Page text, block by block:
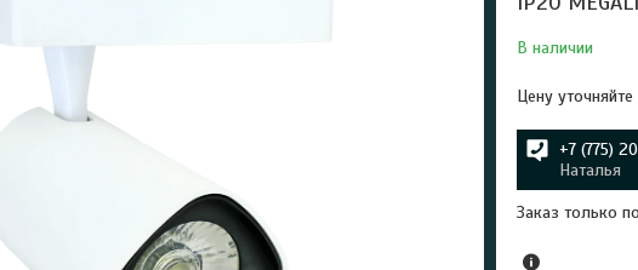
В наличии
Цену уточняйте
+7 (775)
Наталья
Заказ только